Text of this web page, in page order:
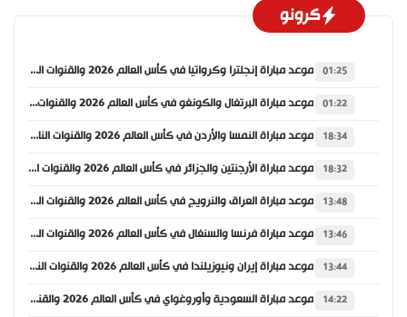
كرونو
01:25 موعد مباراة إنجلترا وكرواتيا في كأس العالم 2026 والقنوات الناقلة
01:22 موعد مباراة البرتغال والكونغو في كأس العالم 2026 والقنوات الناقلة
18:34 موعد مباراة النمسا والأردن في كأس العالم 2026 والقنوات الناقلة
18:32 موعد مباراة الأرجنتين والجزائر في كأس العالم 2026 والقنوات الناقلة
13:48 موعد مباراة العراق والنرويج في كأس العالم 2026 والقنوات الناقلة
13:46 موعد مباراة فرنسا والسنغال في كأس العالم 2026 والقنوات الناقلة
13:44 موعد مباراة إيران ونيوزيلندا في كأس العالم 2026 والقنوات الناقلة
14:22 موعد مباراة السعودية وأوروغواي في كأس العالم 2026 والقنوات الناقلة